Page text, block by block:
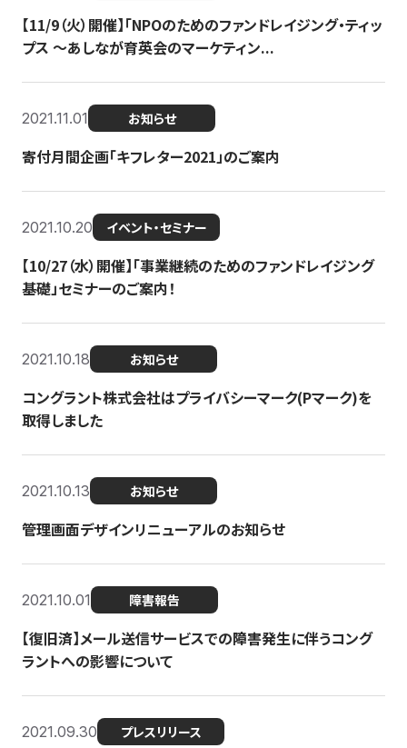
【11/9（火）開催】「NPOのためのファンドレイジング・ティッ
プス 〜あしなが育英会のマーケティン...
2021.11.01 お知らせ
寄付月間企画「キフレター2021」のご案内
2021.10.20 イベント・セミナー
【10/27（水）開催】「事業継続のためのファンドレイジング
基礎」セミナーのご案内！
2021.10.18 お知らせ
コングラント株式会社はプライバシーマーク(Pマーク)を
取得しました
2021.10.13 お知らせ
管理画面デザインリニューアルのお知らせ
2021.10.01 障害報告
【復旧済】メール送信サービスでの障害発生に伴うコング
ラントへの影響について
2021.09.30 プレスリリース